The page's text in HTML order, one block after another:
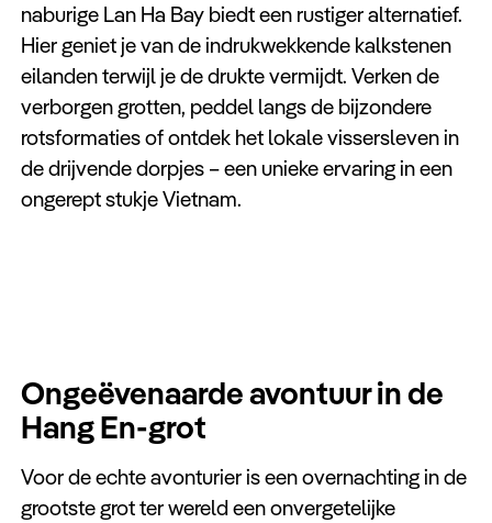
naburige Lan Ha Bay biedt een rustiger alternatief.
Hier geniet je van de indrukwekkende kalkstenen
eilanden terwijl je de drukte vermijdt. Verken de
verborgen grotten, peddel langs de bijzondere
rotsformaties of ontdek het lokale vissersleven in
de drijvende dorpjes – een unieke ervaring in een
ongerept stukje Vietnam.
Ongeëvenaarde avontuur in de
Hang En-grot
Voor de echte avonturier is een overnachting in de
grootste grot ter wereld een onvergetelijke